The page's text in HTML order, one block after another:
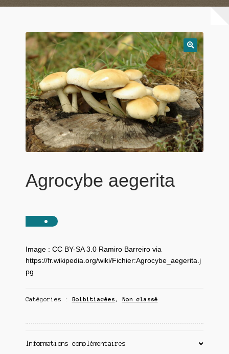
Agrocybe aegerita
Image : CC BY-SA 3.0 Ramiro Barreiro via
https://fr.wikipedia.org/wiki/Fichier:Agrocybe_aegerita.j
pg
Catégories : Bolbitiacées , Non classé
Informations complémentaires